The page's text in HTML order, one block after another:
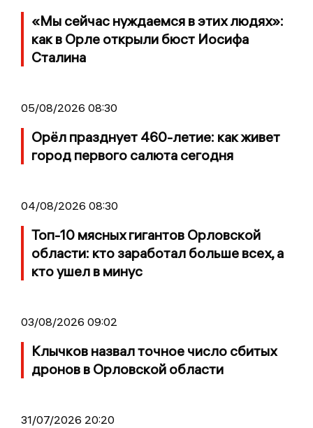
«Мы сейчас нуждаемся в этих людях»:
как в Орле открыли бюст Иосифа
Сталина
05/08/2026 08:30
Орёл празднует 460-летие: как живет
город первого салюта сегодня
04/08/2026 08:30
Топ-10 мясных гигантов Орловской
области: кто заработал больше всех, а
кто ушел в минус
03/08/2026 09:02
Клычков назвал точное число сбитых
дронов в Орловской области
31/07/2026 20:20